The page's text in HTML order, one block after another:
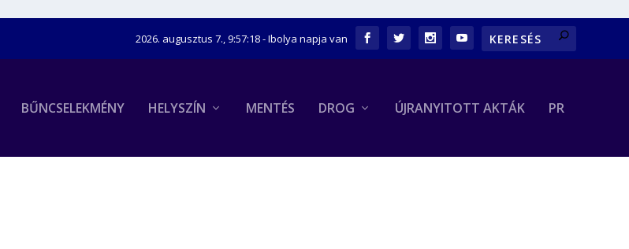
2026. augusztus 7., 9:57:19- Ibolya napja van
BŰNCSELEKMÉNY HELYSZÍN MENTÉS DROG ÚJRANYITOTT AKTÁK PR